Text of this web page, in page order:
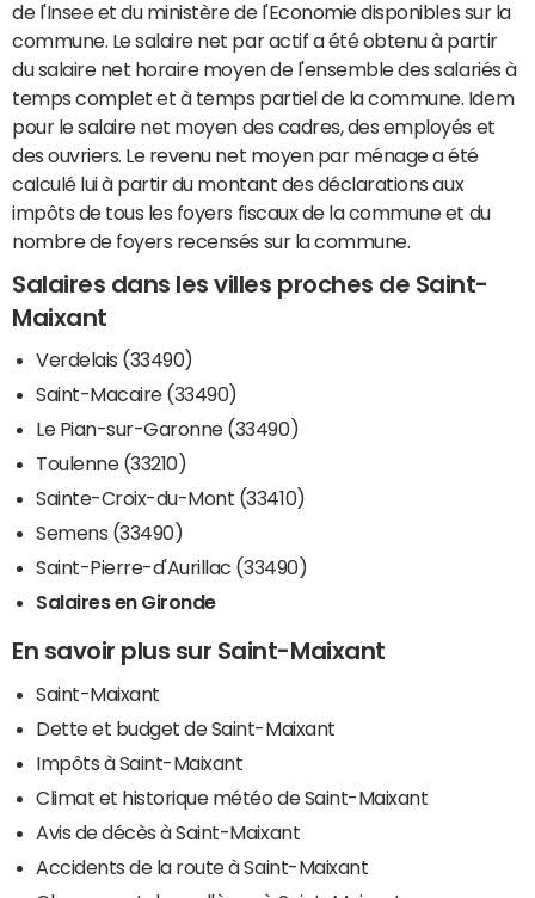
de l'Insee et du ministère de l'Economie disponibles sur la
commune. Le salaire net par actif a été obtenu à partir
du salaire net horaire moyen de l'ensemble des salariés à
temps complet et à temps partiel de la commune. Idem
pour le salaire net moyen des cadres, des employés et
des ouvriers. Le revenu net moyen par ménage a été
calculé lui à partir du montant des déclarations aux
impôts de tous les foyers fiscaux de la commune et du
nombre de foyers recensés sur la commune.
Salaires dans les villes proches de Saint-
Maixant
Verdelais (33490)
Saint-Macaire (33490)
Le Pian-sur-Garonne (33490)
Toulenne (33210)
Sainte-Croix-du-Mont (33410)
Semens (33490)
Saint-Pierre-d'Aurillac (33490)
Salaires en Gironde
En savoir plus sur Saint-Maixant
Saint-Maixant
Dette et budget de Saint-Maixant
Impôts à Saint-Maixant
Climat et historique météo de Saint-Maixant
Avis de décès à Saint-Maixant
Accidents de la route à Saint-Maixant